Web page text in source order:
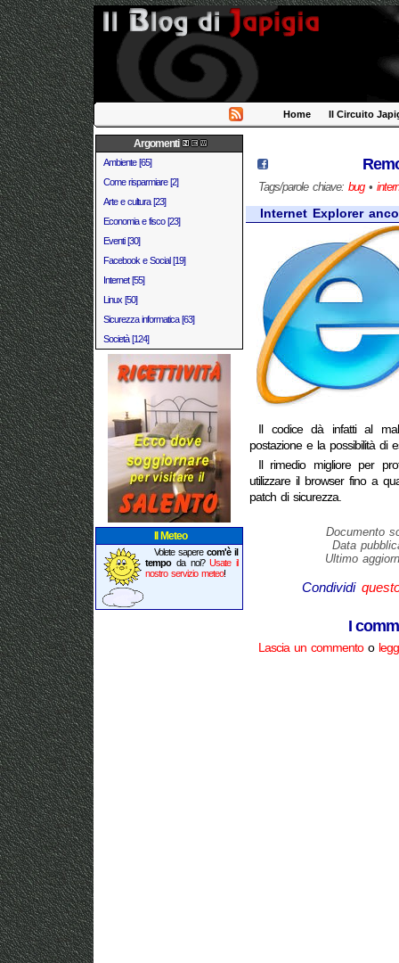
Home Il Circuito
Argomenti
Ambiente [65]
Come risparmiare [2]
Arte e cultura [23]
Economia e fisco [23]
Eventi [30]
Facebook e Social [19]
Internet [55]
Linux [50]
Sicurezza informatica [63]
Società [124]
Il Meteo
Volete sapere com'è il
tempoda noi?Usate il
nostro servizio meteo!
Tags/parole chiave: bug•
Internet Explorer
Il codice dà infatti al
postazione e la possibilità di
Il rimedio migliore per
utilizzare il browser fino a
patch di sicurezza.
Documento
Data
Ultimo
Condividi
I
Lascia un commentoo